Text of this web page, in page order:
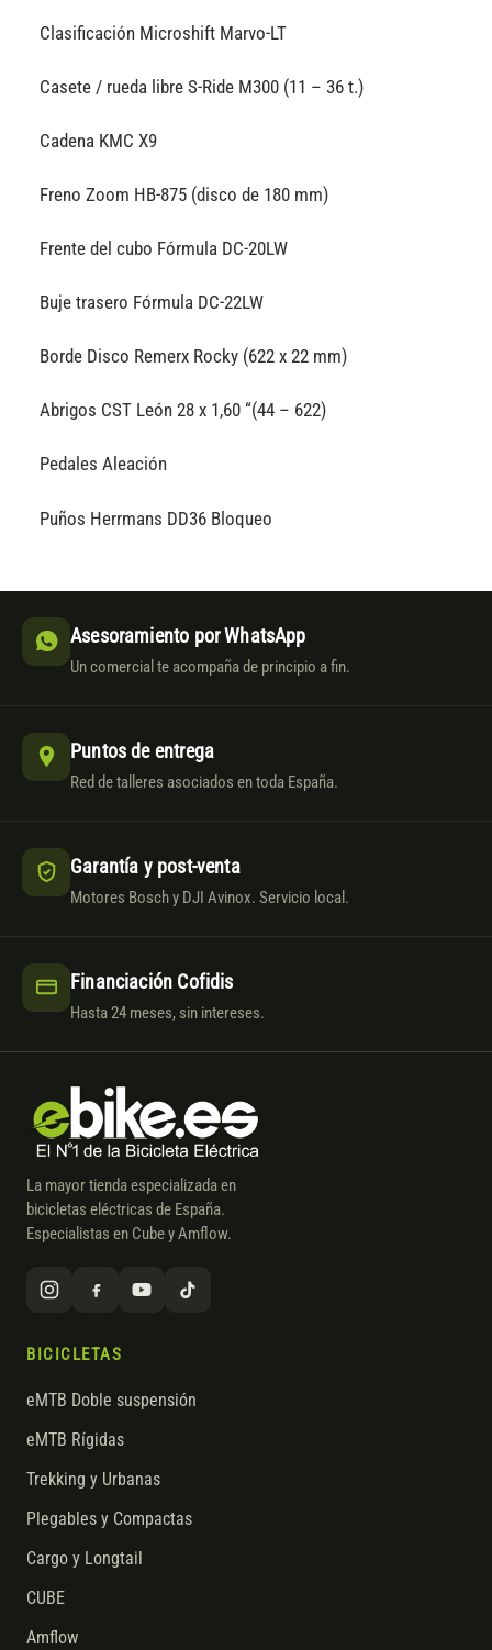
Clasificación Microshift Marvo-LT
Casete / rueda libre S-Ride M300 (11 – 36 t.)
Cadena KMC X9
Freno Zoom HB-875 (disco de 180 mm)
Frente del cubo Fórmula DC-20LW
Buje trasero Fórmula DC-22LW
Borde Disco Remerx Rocky (622 x 22 mm)
Abrigos CST León 28 x 1,60 “(44 – 622)
Pedales Aleación
Puños Herrmans DD36 Bloqueo
Asesoramiento por WhatsApp
Un comercial te acompaña de principio a fin.
Puntos de entrega
Red de talleres asociados en toda España.
Garantía y post-venta
Motores Bosch y DJI Avinox. Servicio local.
Financiación Cofidis
Hasta 24 meses, sin intereses.
La mayor tienda especializada en
bicicletas eléctricas de España.
Especialistas en Cube y Amflow.
BICICLETAS
eMTB Doble suspensión
eMTB Rígidas
Trekking y Urbanas
Plegables y Compactas
Cargo y Longtail
CUBE
Amflow